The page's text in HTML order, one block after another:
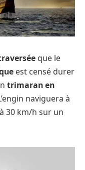
que le
est censé durer
trimaran en
naviguera à
30 km/h sur un